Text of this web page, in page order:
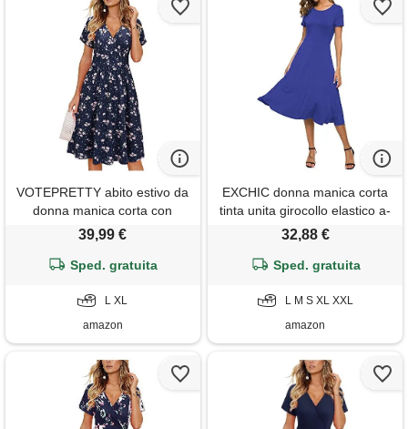
VOTEPRETTY abito estivo da
donna manica corta con
scollo a v e avvolgente abito
39,99 €
Sped. gratuita
L XL
amazon
EXCHIC donna manica corta
tinta unita girocollo elastico a-
line vestito casuale eleganti
reale)
32,88 €
Sped. gratuita
L M S XL XXL
amazon